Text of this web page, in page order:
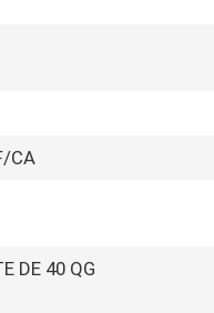
CA
DE 40 QG